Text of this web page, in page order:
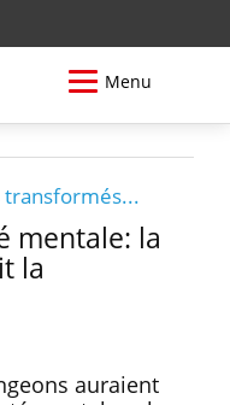
Menu
transformés...
mentale: la
la
auraient